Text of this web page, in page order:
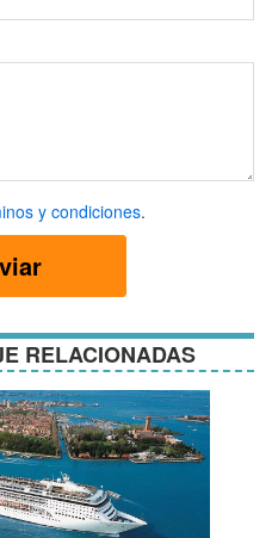
y condiciones.
RELACIONADAS